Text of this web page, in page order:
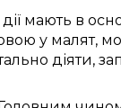
дії мають в
у малят,
діяти,